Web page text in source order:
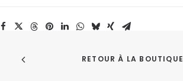
Companions
RETOUR À LA BOUTIQUE